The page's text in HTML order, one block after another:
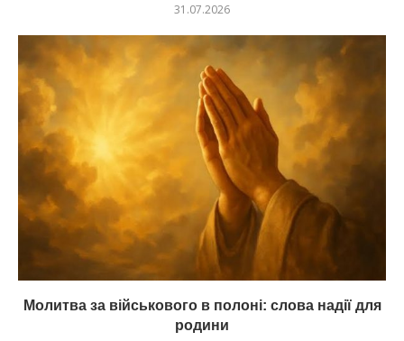
31.07.2026
Молитва за військового в полоні: слова надії для
родини